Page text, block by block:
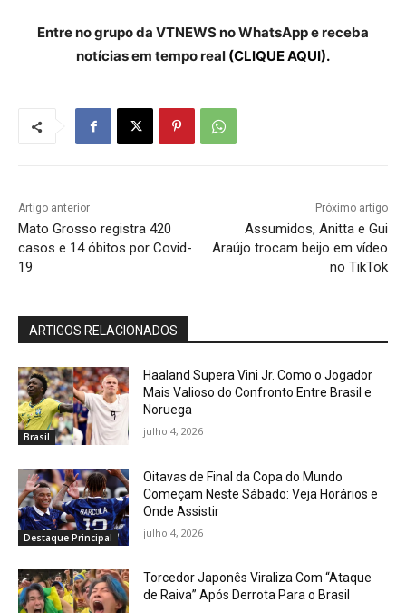
Entre no grupo da VTNEWS no WhatsApp e receba
notícias em tempo real (CLIQUE AQUI).
Artigo anterior
Mato Grosso registra 420
casos e 14 óbitos por Covid-
19
Próximo artigo
Assumidos, Anitta e Gui
Araújo trocam beijo em vídeo
no TikTok
ARTIGOS RELACIONADOS
Brasil
Haaland Supera Vini Jr. Como o Jogador
Mais Valioso do Confronto Entre Brasil e
Noruega
julho 4, 2026
Destaque Principal
Oitavas de Final da Copa do Mundo
Começam Neste Sábado: Veja Horários e
Onde Assistir
julho 4, 2026
Torcedor Japonês Viraliza Com “Ataque
de Raiva” Após Derrota Para o Brasil